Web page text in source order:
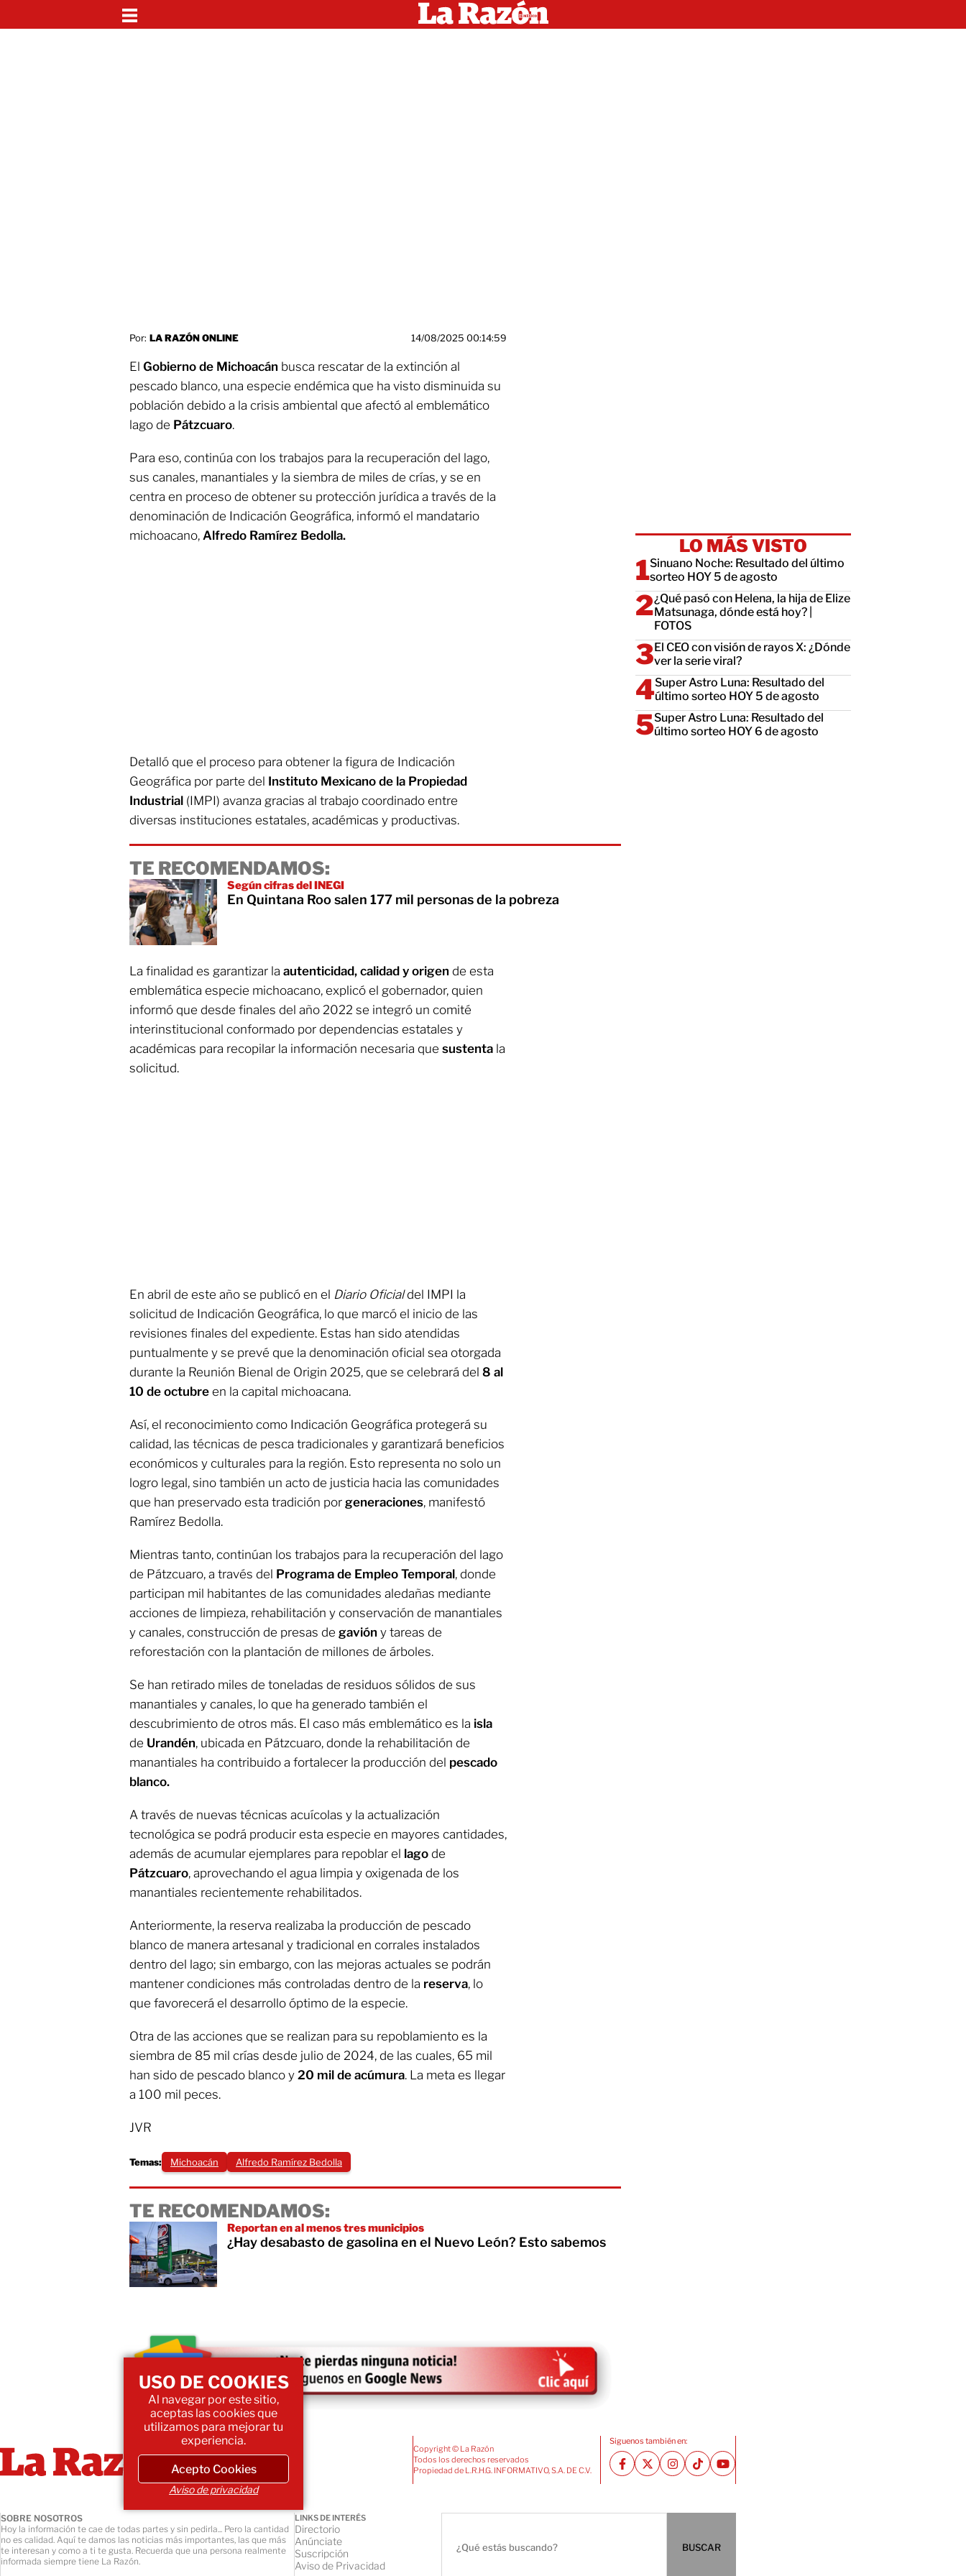
Por: LA RAZÓN ONLINE 14/08/2025 00:14:59
El Gobierno de Michoacán busca rescatar de la extinción al
pescado blanco, una especie endémica que ha visto disminuida su
población debido a la crisis ambiental que afectó al emblemático
lago de Pátzcuaro.
Para eso, continúa con los trabajos para la recuperación del lago,
sus canales, manantiales y la siembra de miles de crías, y se en
centra en proceso de obtener su protección jurídica a través de la
denominación de Indicación Geográfica, informó el mandatario
michoacano, Alfredo Ramírez Bedolla.
Detalló que el proceso para obtener la figura de Indicación
Geográfica por parte del Instituto Mexicano de la Propiedad
Industrial (IMPI) avanza gracias al trabajo coordinado entre
diversas instituciones estatales, académicas y productivas.
TE RECOMENDAMOS:
Según cifras del INEGI
En Quintana Roo salen 177 mil personas de la pobreza
La finalidad es garantizar la autenticidad, calidad y origen de esta
emblemática especie michoacano, explicó el gobernador, quien
informó que desde finales del año 2022 se integró un comité
interinstitucional conformado por dependencias estatales y
académicas para recopilar la información necesaria que sustenta la
solicitud.
En abril de este año se publicó en el Diario Oficialdel IMPI la
solicitud de Indicación Geográfica, lo que marcó el inicio de las
revisiones finales del expediente. Estas han sido atendidas
puntualmente y se prevé que la denominación oficial sea otorgada
durante la Reunión Bienal de Origin 2025, que se celebrará del 8 al
10 de octubre en la capital michoacana.
Así, el reconocimiento como Indicación Geográfica protegerá su
calidad, las técnicas de pesca tradicionales y garantizará beneficios
económicos y culturales para la región. Esto representa no solo un
logro legal, sino también un acto de justicia hacia las comunidades
que han preservado esta tradición por generaciones, manifestó
Ramírez Bedolla.
Mientras tanto, continúan los trabajos para la recuperación del lago
de Pátzcuaro, a través del Programa de Empleo Temporal, donde
participan mil habitantes de las comunidades aledañas mediante
acciones de limpieza, rehabilitación y conservación de manantiales
y canales, construcción de presas de gavión y tareas de
reforestación con la plantación de millones de árboles.
Se han retirado miles de toneladas de residuos sólidos de sus
manantiales y canales, lo que ha generado también el
descubrimiento de otros más. El caso más emblemático es la isla
de Urandén, ubicada en Pátzcuaro, donde la rehabilitación de
manantiales ha contribuido a fortalecer la producción del pescado
blanco.
A través de nuevas técnicas acuícolas y la actualización
tecnológica se podrá producir esta especie en mayores cantidades,
además de acumular ejemplares para repoblar el lago de
Pátzcuaro, aprovechando el agua limpia y oxigenada de los
manantiales recientemente rehabilitados.
Anteriormente, la reserva realizaba la producción de pescado
blanco de manera artesanal y tradicional en corrales instalados
dentro del lago; sin embargo, con las mejoras actuales se podrán
mantener condiciones más controladas dentro de la reserva, lo
que favorecerá el desarrollo óptimo de la especie.
Otra de las acciones que se realizan para su repoblamiento es la
siembra de 85 mil crías desde julio de 2024, de las cuales, 65 mil
han sido de pescado blanco y 20 mil de acúmura. La meta es llegar
a 100 mil peces.
JVR
Temas: Michoacán Alfredo Ramírez Bedolla
TE RECOMENDAMOS:
Reportan en al menos tres municipios
¿Hay desabasto de gasolina en el Nuevo León? Esto sabemos
LO MÁS VISTO
Sinuano Noche: Resultado del último
sorteo HOY 5 de agosto
¿Qué pasó con Helena, la hija de Elize
Matsunaga, dónde está hoy? |
FOTOS
El CEO con visión de rayos X: ¿Dónde
ver la serie viral?
Super Astro Luna: Resultado del
último sorteo HOY 5 de agosto
Super Astro Luna: Resultado del
último sorteo HOY 6 de agosto
Copyright © La Razón
Todos los derechos reservados
Propiedad de L.R.H.G. INFORMATIVO, S.A. DE C.V.
Siguenos también en:
SOBRE NOSOTROS
Hoy la información te cae de todas partes y sin pedirla... Pero la cantidad
no es calidad. Aquí te damos las noticias más importantes, las que más
te interesan y como a ti te gusta. Recuerda que una persona realmente
informada siempre tiene La Razón.
LINKS DE INTERÉS
Directorio
Anúnciate
Suscripción
Aviso de Privacidad
BUSCAR
USO DE COOKIES
Al navegar por este sitio,
aceptas las cookies que
utilizamos para mejorar tu
experiencia.
Acepto Cookies
Aviso de privacidad